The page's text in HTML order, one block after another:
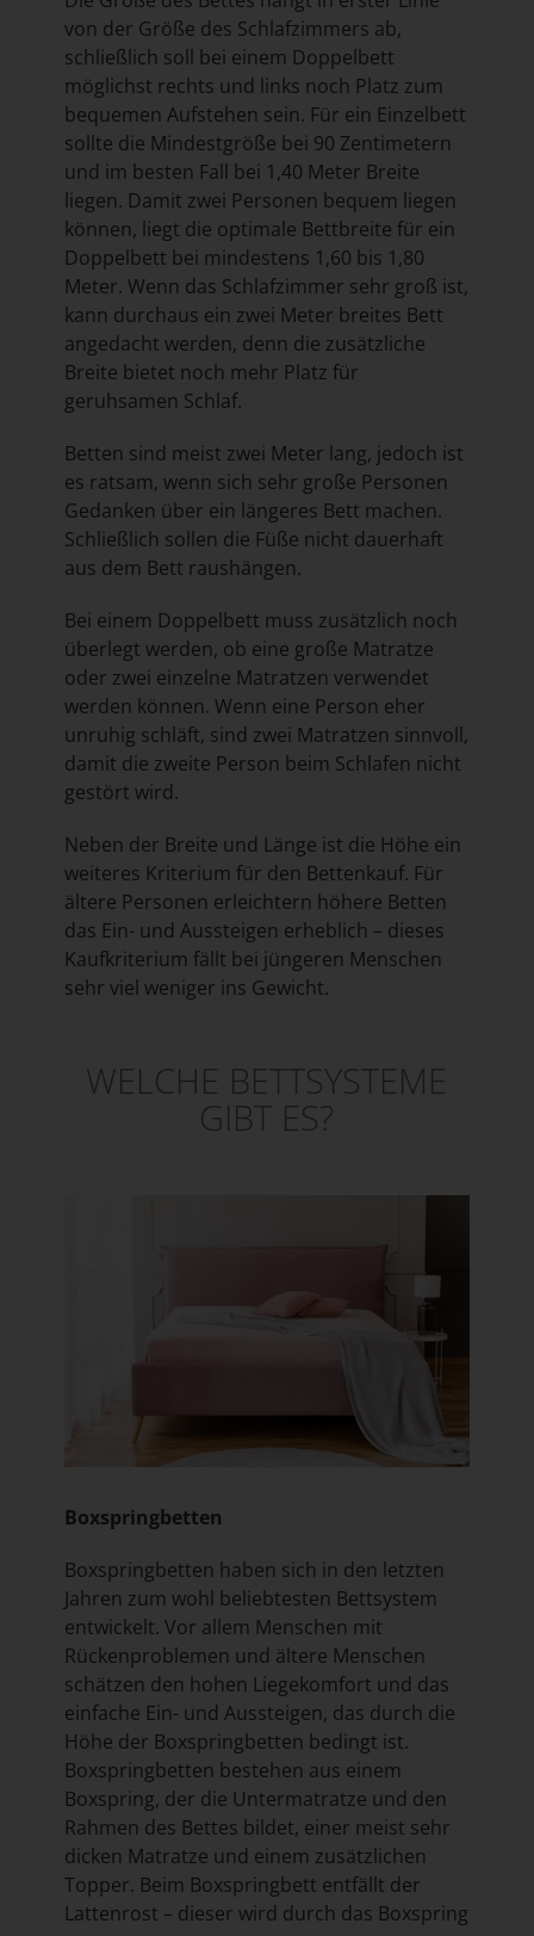
von der Größe des Schlafzimmers ab,
schließlich soll bei einem Doppelbett
möglichst rechts und links noch Platz zum
bequemen Aufstehen sein. Für ein Einzelbett
sollte die Mindestgröße bei 90 Zentimetern
und im besten Fall bei 1,40 Meter Breite
liegen. Damit zwei Personen bequem liegen
können, liegt die optimale Bettbreite für ein
Doppelbett bei mindestens 1,60 bis 1,80
Meter. Wenn das Schlafzimmer sehr groß ist,
kann durchaus ein zwei Meter breites Bett
angedacht werden, denn die zusätzliche
Breite bietet noch mehr Platz für
geruhsamen Schlaf.
Betten sind meist zwei Meter lang, jedoch ist
es ratsam, wenn sich sehr große Personen
Gedanken über ein längeres Bett machen.
Schließlich sollen die Füße nicht dauerhaft
aus dem Bett raushängen.
Bei einem Doppelbett muss zusätzlich noch
überlegt werden, ob eine große Matratze
oder zwei einzelne Matratzen verwendet
werden können. Wenn eine Person eher
unruhig schläft, sind zwei Matratzen sinnvoll,
damit die zweite Person beim Schlafen nicht
gestört wird.
Neben der Breite und Länge ist die Höhe ein
weiteres Kriterium für den Bettenkauf. Für
ältere Personen erleichtern höhere Betten
das Ein- und Aussteigen erheblich – dieses
Kaufkriterium fällt bei jüngeren Menschen
sehr viel weniger ins Gewicht.
WELCHE BETTSYSTEME
GIBT ES?
Boxspringbetten
Boxspringbetten haben sich in den letzten
Jahren zum wohl beliebtesten Bettsystem
entwickelt. Vor allem Menschen mit
Rückenproblemen und ältere Menschen
schätzen den hohen Liegekomfort und das
einfache Ein- und Aussteigen, das durch die
Höhe der Boxspringbetten bedingt ist.
Boxspringbetten bestehen aus einem
Boxspring, der die Untermatratze und den
Rahmen des Bettes bildet, einer meist sehr
dicken Matratze und einem zusätzlichen
Topper. Beim Boxspringbett entfällt der
Lattenrost – dieser wird durch das Boxspring